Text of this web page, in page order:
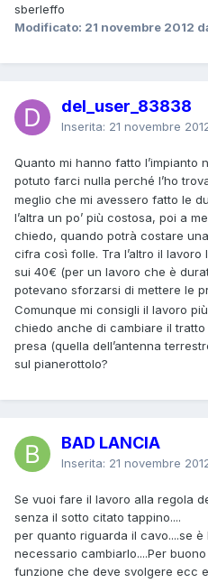
sberleffo
Modificato: 21 novembre 2012
del_user_83838
Inserita: 21 novembre
Quanto mi hanno fatto
potuto farci nulla perché l’ho
meglio che mi avessero fatto le
l’altra un po’ più costosa, poi a
chiedo, quando potrà costare
cifra così folle. Tra l’altro il lavoro
sui 40€ (per un lavoro che è
potevano sforzarsi di mettere le
Comunque mi consigli il lavoro
chiedo anche di cambiare il
presa (quella dell’antenna
sul pianerottolo?
BAD LANCIA
Inserita: 21 novembre
Se vuoi fare il lavoro alla regola
senza il sotto citato tappino....
per quanto riguarda il cavo....se
necessario cambiarlo....Per
funzione che deve svolgere ecc